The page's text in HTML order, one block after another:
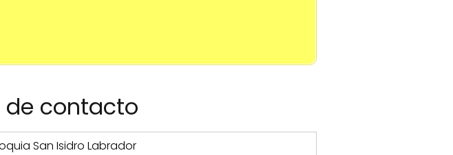
de contacto
San Isidro Labrador